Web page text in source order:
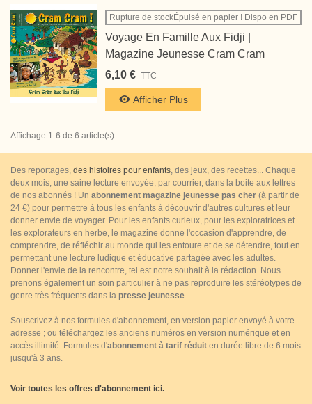
Rupture de stockÉpuisé en papier ! Dispo en PDF
Voyage En Famille Aux Fidji |
Magazine Jeunesse Cram Cram
6,10 € TTC
Afficher Plus
Affichage 1-6 de 6 article(s)
Des reportages, des histoires pour enfants, des jeux, des recettes... Chaque
deux mois, une saine lecture envoyée, par courrier, dans la boite aux lettres
de nos abonnés ! Un abonnement magazine jeunesse pas cher (à partir de
24 €) pour permettre à tous les enfants à découvrir d'autres cultures et leur
donner envie de voyager. Pour les enfants curieux, pour les exploratrices et
les explorateurs en herbe, le magazine donne l'occasion d'apprendre, de
comprendre, de réfléchir au monde qui les entoure et de se détendre, tout en
permettant une lecture ludique et éducative partagée avec les adultes.
Donner l'envie de la rencontre, tel est notre souhait à la rédaction. Nous
prenons également un soin particulier à ne pas reproduire les stéréotypes de
genre très fréquents dans la presse jeunesse.
Souscrivez à nos formules d'abonnement, en version papier envoyé à votre
adresse ; ou téléchargez les anciens numéros en version numérique et en
accès illimité. Formules d'abonnement à tarif réduit en durée libre de 6 mois
jusqu'à 3 ans.
Voir toutes les offres d'abonnement ici.